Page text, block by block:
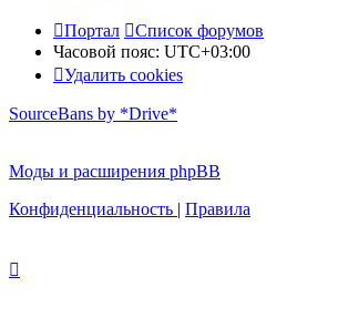
Портал
Список форумов
Часовой пояс: UTC+03:00
Удалить cookies
SourceBans by *Drive*
Моды и расширения phpBB
Конфиденциальность | Правила